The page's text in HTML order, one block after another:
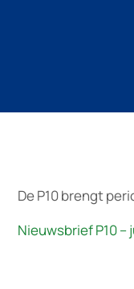
De P10 brengt
Nieuwsbrief P10 –